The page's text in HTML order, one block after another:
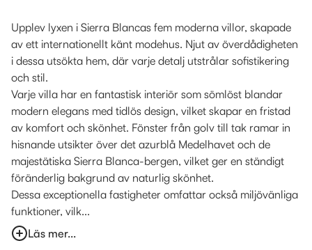
Upplev lyxen i Sierra Blancas fem moderna villor, skapade
av ett internationellt känt modehus. Njut av överdådigheten
i dessa utsökta hem, där varje detalj utstrålar sofistikering
och stil.
Varje villa har en fantastisk interiör som sömlöst blandar
modern elegans med tidlös design, vilket skapar en fristad
av komfort och skönhet. Fönster från golv till tak ramar in
hisnande utsikter över det azurblå Medelhavet och de
majestätiska Sierra Blanca-bergen, vilket ger en ständigt
föränderlig bakgrund av naturlig skönhet.
Dessa exceptionella fastigheter omfattar också miljövänliga
funktioner, vilk...
Läs mer...